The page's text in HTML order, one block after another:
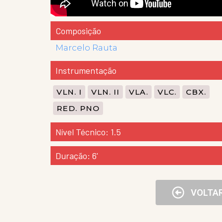
Composição
Marcelo Rauta
Instrumentação
VLN. I VLN. II VLA. VLC.
CBX.
RED. PNO
Nível Técnico: 1.5
Duração: 6'